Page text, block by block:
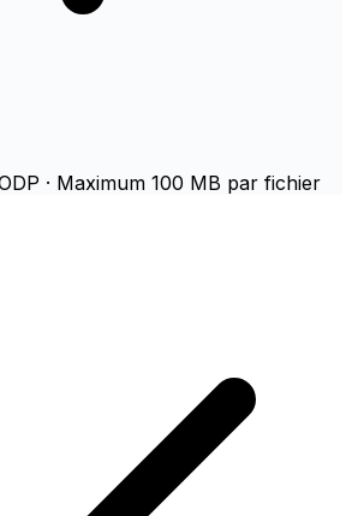
· Maximum 100 MB par fichier